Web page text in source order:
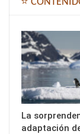
La
adaptación